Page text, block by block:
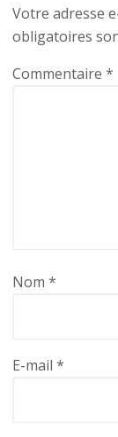
Votre adresse
obligatoires
Commentaire *
Nom *
E-mail *